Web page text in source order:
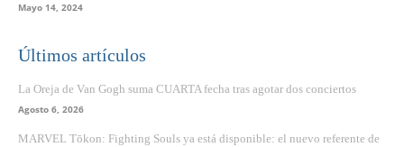
Mayo 14, 2024
Últimos artículos
La Oreja de Van Gogh suma CUARTA fecha tras agotar dos conciertos
Agosto 6, 2026
MARVEL Tōkon: Fighting Souls ya está disponible: el nuevo referente de